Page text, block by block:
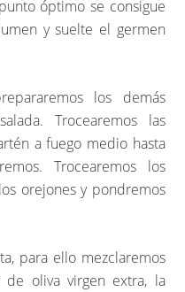
óptimo se consigue
y suelte el germen
los demás
Trocearemos las
a fuego medio hasta
Trocearemos los
orejones y pondremos
para ello mezclaremos
oliva virgen extra, la